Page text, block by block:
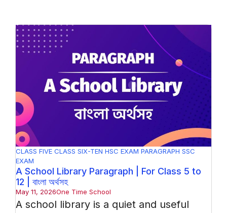
CLASS FIVE CLASS SIX-TEN HSC EXAM PARAGRAPH SSC
EXAM
A School Library Paragraph | For Class 5 to
12 | বাংলা অর্থসহ
May 11, 2026One Time School
A school library is a quiet and useful